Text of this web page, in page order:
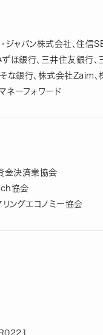
・ジャパン株式会社、住信
ずほ銀行、三井住友銀行
そな銀行、株式会社Zaim
ネーフォワード
金決済業協会
協会
ングエコノミー協会